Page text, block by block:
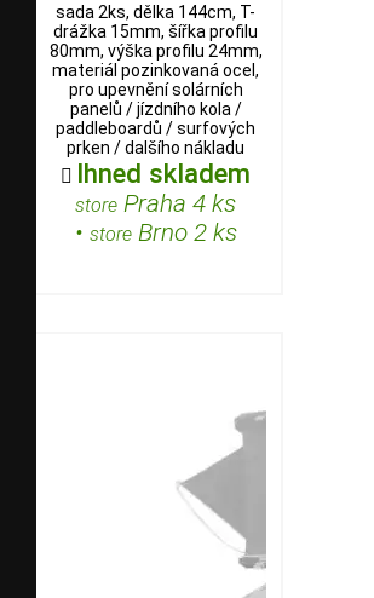
sada 2ks, dělka 144cm, T-
drážka 15mm, šířka profilu
80mm, výška profilu 24mm,
materiál pozinkovaná ocel,
pro upevnění solárních
panelů / jízdního kola /
paddleboardů / surfových
prken / dalšího nákladu
 Ihned skladem
store Praha 4 ks
• storeBrno 2 ks